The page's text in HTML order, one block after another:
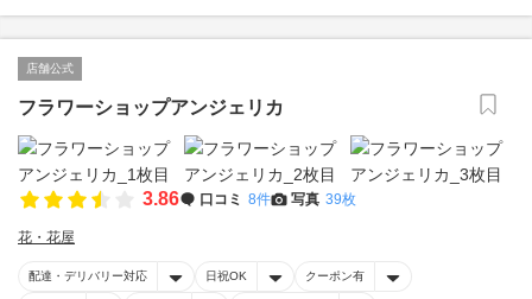
店舗公式
フラワーショップアンジェリカ
3.86 口コミ 8件 写真 39枚
花・花屋
配達・デリバリー対応 日祝OK クーポン有